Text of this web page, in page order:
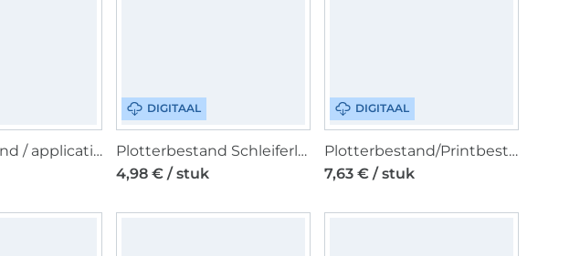
Plotterbestand / applicatiesjabloon Schleiferlwerk Letter League, Duits
DIGITAAL
Plotterbestand Schleiferlwerk Leo Heart, Duits
4,98 € / stuk
DIGITAAL
Plotterbestand/Printbestand beemybear Merry Snailmas, Duits
7,63 € / stuk